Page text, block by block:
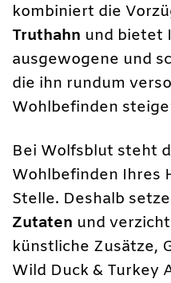
kombiniert die
Truthahn und bietet
ausgewogene und
die ihn rundum
Wohlbefinden
Bei Wolfsblut steht
Wohlbefinden Ihres
Stelle. Deshalb
Zutaten und
künstliche Zusätze,
Wild Duck & Turkey